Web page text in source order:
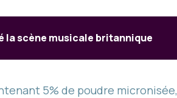
la scène musicale britannique
5% de poudre micronisée,